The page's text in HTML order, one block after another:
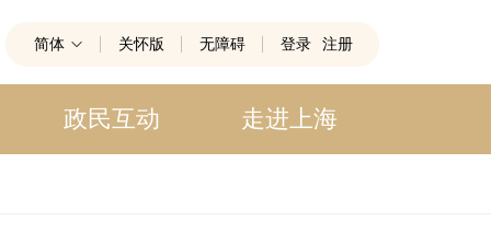
简体 关怀版 无障碍 登录 注册
政民互动 走进上海